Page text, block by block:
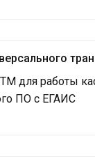
для работы
ПО с ЕГАИС